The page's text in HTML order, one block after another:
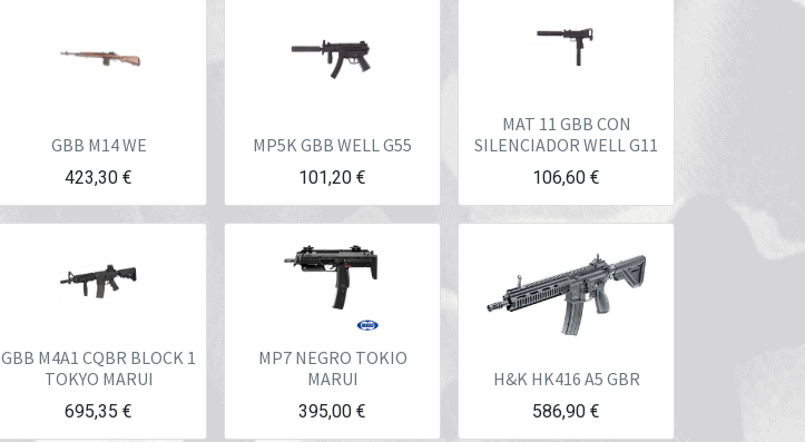
GBB M14 WE
423,30 €
MP5K GBB WELL G55
101,20 €
MAT 11 GBB CON
SILENCIADOR WELL G11
106,60 €
GBB M4A1 CQBR BLOCK 1
TOKYO MARUI
695,35 €
MP7 NEGRO TOKIO
MARUI
395,00 €
H&K HK416 A5 GBR
586,90 €